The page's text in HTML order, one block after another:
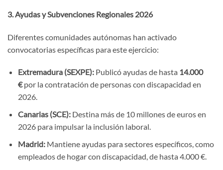
3. Ayudas y Subvenciones Regionales 2026
Diferentes comunidades autónomas han activado
convocatorias específicas para este ejercicio:
Extremadura (SEXPE):Publicó ayudas de hasta 14.000
€por la contratación de personas con discapacidad en
2026.
Canarias (SCE):Destina más de 10 millones de euros en
2026 para impulsar la inclusión laboral.
Madrid:Mantiene ayudas para sectores específicos, como
empleados de hogar con discapacidad, de hasta 4.000 €.